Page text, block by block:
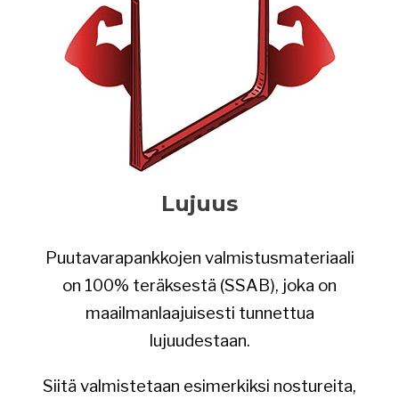
Lujuus
Puutavarapankkojen valmistusmateriaali
on 100% teräksestä (SSAB), joka on
maailmanlaajuisesti tunnettua
lujuudestaan.
Siitä valmistetaan esimerkiksi nostureita,